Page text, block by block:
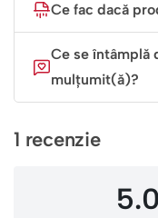
Ce fac dacă
Ce se întâmplă
mulțumit(ă)?
1 recenzie
5.0